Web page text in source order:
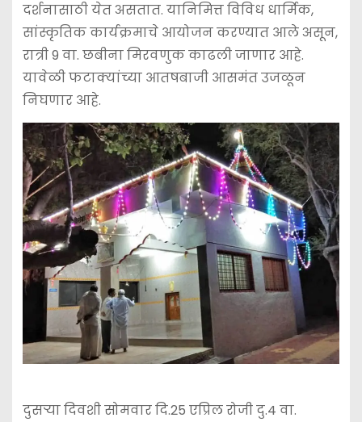
दर्शनासाठी येत असतात. यानिमित्त विविध धार्मिक,
सांस्कृतिक कार्यक्रमाचे आयोजन करण्यात आले असून,
रात्री 9 वा. छबीना मिरवणुक काढली जाणार आहे.
यावेळी फटाक्यांच्या आतषबाजी आसमंत उजळून
निघणार आहे.
दुसर्‍या दिवशी सोमवार दि.25 एप्रिल रोजी दु.4 वा.